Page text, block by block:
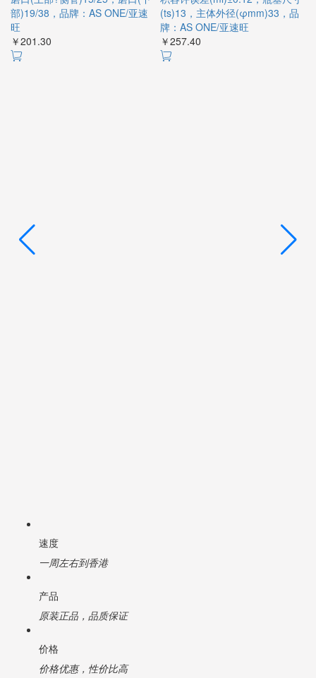
部)19/38，品牌：AS ONE/亚速
旺
￥201.30
(ts)13，主体外径(φmm)33，品
牌：AS ONE/亚速旺
￥257.40
速度
一周左右到香港
产品
原装正品，品质保证
价格
价格优惠，性价比高